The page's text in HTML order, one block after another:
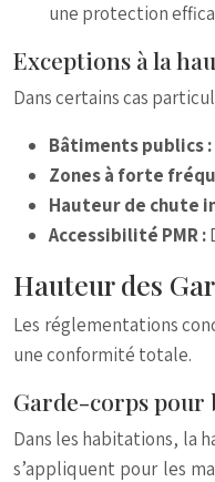
une protection
Exceptions à la
Dans certains cas
Bâtiments publics :
Zones à forte
Hauteur de chute
Accessibilité PMR :
Hauteur des
Les réglementations
une conformité totale.
Garde-corps
Dans les habitations, la
s’appliquent pour les